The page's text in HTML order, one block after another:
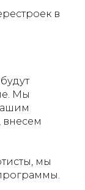
в
Мы
мы